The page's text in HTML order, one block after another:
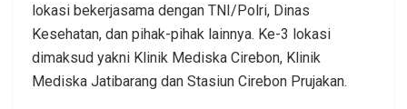
lokasi bekerjasama dengan TNI/Polri, Dinas
Kesehatan, dan pihak-pihak lainnya. Ke-3 lokasi
dimaksud yakni Klinik Mediska Cirebon, Klinik
Mediska Jatibarang dan Stasiun Cirebon Prujakan.